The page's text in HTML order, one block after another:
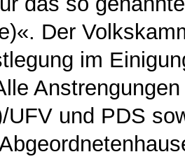
Der
im
UFV und PDS